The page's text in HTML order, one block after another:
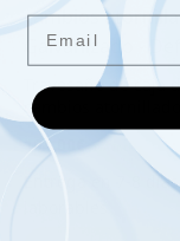
Travesaño de caja
cambios atornillado
Galvanizado –
194.00 €
Email